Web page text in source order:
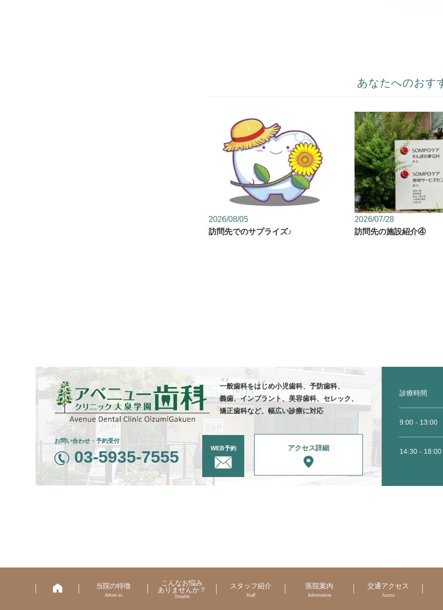
あなたへのおす
2026/08/05
訪問先でのサプライズ♪
2026/07/28
訪問先の施設紹介④
一般歯科をはじめ小児歯科、 予防歯科、
義歯、インプラント、美容歯科、セレック、
矯正歯科など、 幅広い診療に対応
お問い合わせ・予約受付
03-5935-7555 WEB予約 アクセス詳細
診療時間
9:00 - 13:00
14:30 - 18:00
当院の特徴
About us
こんなお悩み
ありませんか？
Trouble
スタッフ紹介
Staff
医院案内
Information
交通アクセス
Access